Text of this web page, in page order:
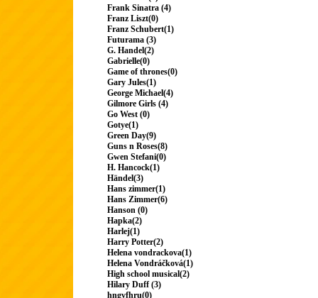
Frank Sinatra (4)
Franz Liszt(0)
Franz Schubert(1)
Futurama (3)
G. Handel(2)
Gabrielle(0)
Game of thrones(0)
Gary Jules(1)
George Michael(4)
Gilmore Girls (4)
Go West (0)
Gotye(1)
Green Day(9)
Guns n Roses(8)
Gwen Stefani(0)
H. Hancock(1)
Händel(3)
Hans zimmer(1)
Hans Zimmer(6)
Hanson (0)
Hapka(2)
Harlej(1)
Harry Potter(2)
Helena vondrackova(1)
Helena Vondráčková(1)
High school musical(2)
Hilary Duff (3)
hngvfhru(0)